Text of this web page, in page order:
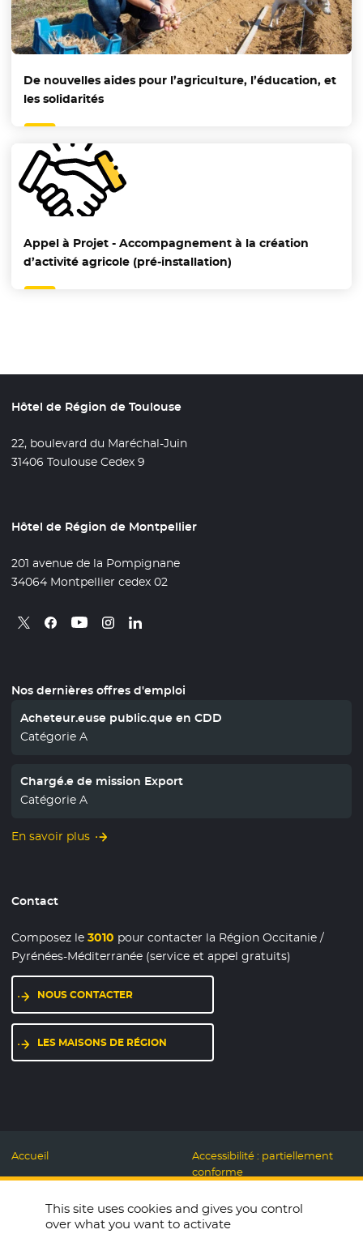
De nouvelles aides pour l’agriculture, l’éducation, et
les solidarités
Appel à Projet - Accompagnement à la création
d’activité agricole (pré-installation)
Hôtel de Région de Toulouse
22, boulevard du Maréchal-Juin
31406 Toulouse Cedex 9
Hôtel de Région de Montpellier
201 avenue de la Pompignane
34064 Montpellier cedex 02
Retrouvez nous sur X
- Nouvelle fenêtre
Retrouvez nous sur Facebook
- Nouvelle fenêtre
Retrouvez nous sur Youtube
- Nouvelle fenêtre
Retrouvez nous sur Instagram
- Nouvelle fenêtre
Retrouvez nous sur Linkedin
- Nouvelle fenêtre
Nos dernières offres d'emploi
Acheteur.euse public.que en CDD
Catégorie A
Chargé.e de mission Export
Catégorie A
En savoir plus
Contact
Composez le3010 pour contacter la Région Occitanie /
Pyrénées-Méditerranée (service et appel gratuits)
NOUS CONTACTER
LES MAISONS DE RÉGION
Accueil
Mentions légales
Données personnelles et
Cookies
Accessibilité : partiellement
conforme
Responsable
This site uses cookies and gives you control
over what you want to activate